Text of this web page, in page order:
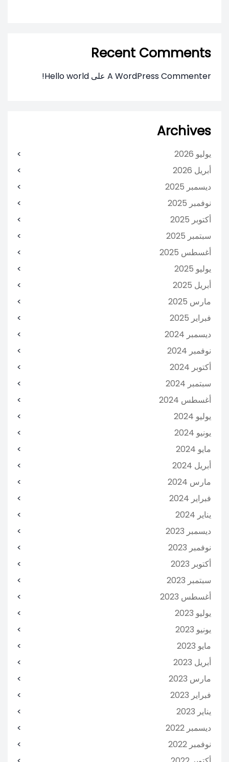
Recent Comments
A WordPress Commenter على Hello world!
Archives
يوليو 2026
أبريل 2026
ديسمبر 2025
نوفمبر 2025
أكتوبر 2025
سبتمبر 2025
أغسطس 2025
يوليو 2025
أبريل 2025
مارس 2025
فبراير 2025
ديسمبر 2024
نوفمبر 2024
أكتوبر 2024
سبتمبر 2024
أغسطس 2024
يوليو 2024
يونيو 2024
مايو 2024
أبريل 2024
مارس 2024
فبراير 2024
يناير 2024
ديسمبر 2023
نوفمبر 2023
أكتوبر 2023
سبتمبر 2023
أغسطس 2023
يوليو 2023
يونيو 2023
مايو 2023
أبريل 2023
مارس 2023
فبراير 2023
يناير 2023
ديسمبر 2022
نوفمبر 2022